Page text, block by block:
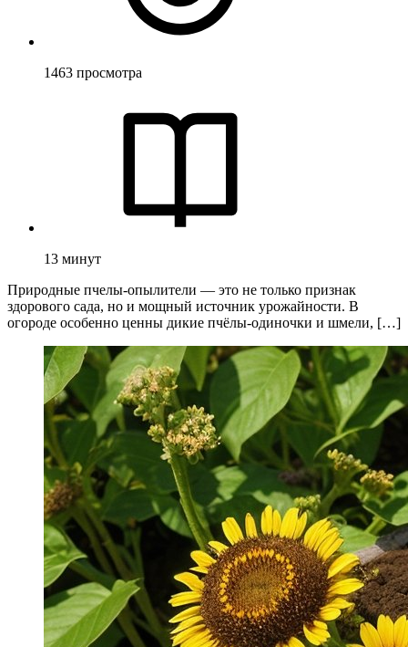
1463 просмотра
13 минут
Природные пчелы-опылители — это не только признак
здорового сада, но и мощный источник урожайности. В
огороде особенно ценны дикие пчёлы-одиночки и шмели, […]